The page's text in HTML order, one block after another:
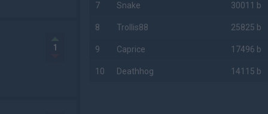
1
7 Snake 30011 b
8 Trollis88 25825 b
9 Caprice 17496 b
10 Deathhog 14115 b